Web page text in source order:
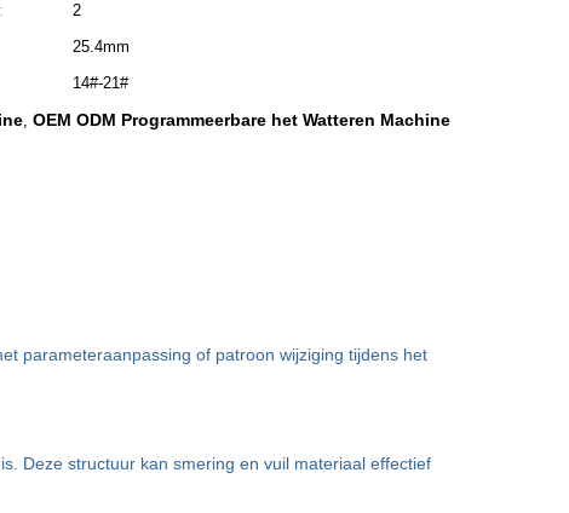
2
25.4mm
14#-21#
, OEM ODM Programmeerbare het Watteren Machine
parameteraanpassing of patroon wijziging tijdens het
Deze structuur kan smering en vuil materiaal effectief